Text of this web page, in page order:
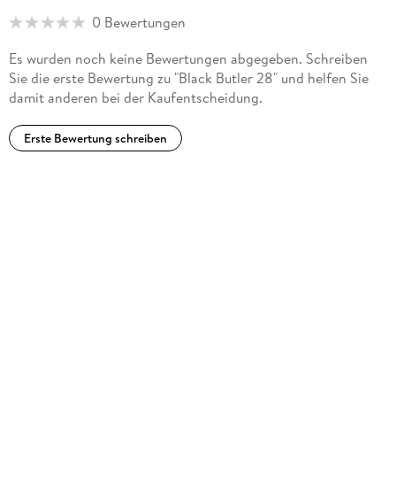
0 Bewertungen
Es wurden noch keine Bewertungen abgegeben. Schreiben
Sie die erste Bewertung zu "Black Butler 28" und helfen Sie
damit anderen bei der Kaufentscheidung.
Erste Bewertung schreiben